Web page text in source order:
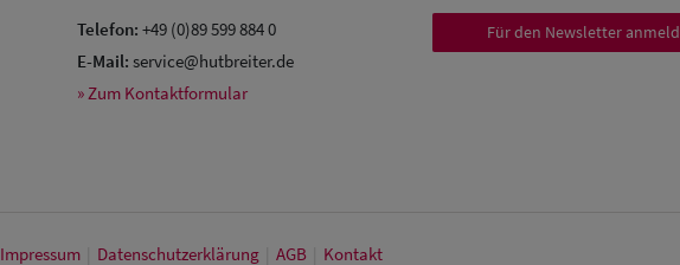
Telefon: +49 (0)89 599 884 0
E-Mail: service@hutbreiter.de
» Zum Kontaktformular
Für den Newsletter
Impressum Daten­schutz­erklärung AGB Kontakt